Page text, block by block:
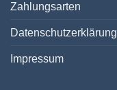
Zahlungsarten
Datenschutzerklärung
Impressum